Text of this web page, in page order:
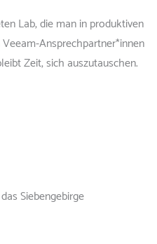
Lab, die man in produktiven
Ansprechpartner*innen
Zeit, sich auszutauschen.
Siebengebirge